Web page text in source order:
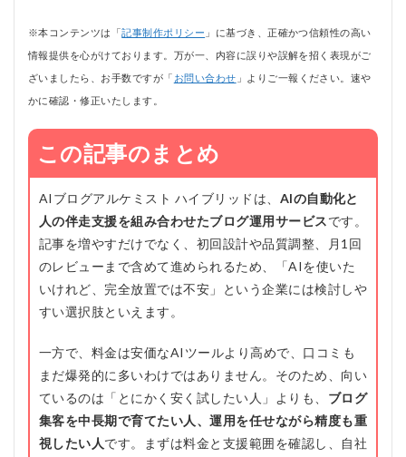
※本コンテンツは「記事制作ポリシー 」に基づき、正確かつ信頼性の高い
情報提供を心がけております。万が一、内容に誤りや誤解を招く表現がご
ざいましたら、お手数ですが「 お問い合わせ 」よりご一報ください。速や
かに確認・修正いたします。
この記事のまとめ
AIブログアルケミスト ハイブリッドは、 AIの自動化と
人の伴走支援を組み合わせたブログ運用サービスです。
記事を増やすだけでなく、初回設計や品質調整、月1回
のレビューまで含めて進められるため、「AIを使いた
いけれど、完全放置では不安」という企業には検討しや
すい選択肢といえます。
一方で、料金は安価なAIツールより高めで、口コミも
まだ爆発的に多いわけではありません。そのため、向い
ているのは「とにかく安く試したい人」よりも、 ブログ
集客を中長期で育てたい人、運用を任せながら精度も重
視したい人です。まずは料金と支援範囲を確認し、自社